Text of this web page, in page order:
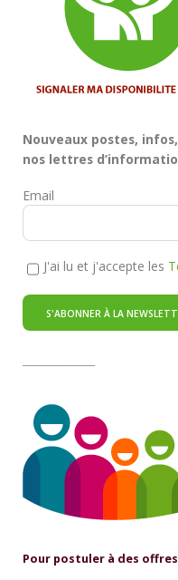
Nouveaux postes,
nos lettres
Email
J'ai lu et j'accepte les
Pour postuler à des